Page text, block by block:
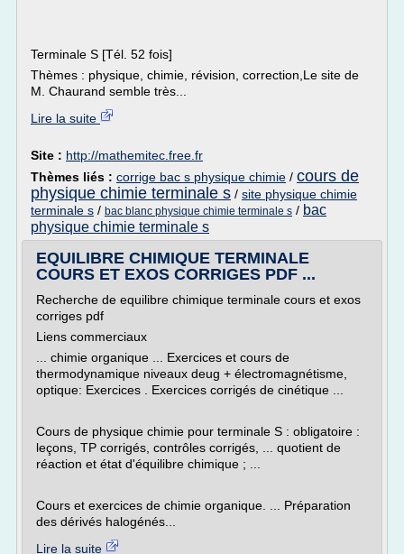
Terminale S [Tél. 52 fois]
Thèmes : physique, chimie, révision, correction,Le site de
M. Chaurand semble très...
Lire la suite
Site : http://mathemitec.free.fr
Thèmes liés : corrige bac s physique chimie / cours de
physique chimie terminale s / site physique chimie
terminale s / bac blanc physique chimie terminale s / bac
physique chimie terminale s
EQUILIBRE CHIMIQUE TERMINALE
COURS ET EXOS CORRIGES PDF ...
Recherche de equilibre chimique terminale cours et exos
corriges pdf
Liens commerciaux
... chimie organique ... Exercices et cours de
thermodynamique niveaux deug + électromagnétisme,
optique: Exercices . Exercices corrigés de cinétique ...
Cours de physique chimie pour terminale S : obligatoire :
leçons, TP corrigés, contrôles corrigés, ... quotient de
réaction et état d'équilibre chimique ; ...
Cours et exercices de chimie organique. ... Préparation
des dérivés halogénés...
Lire la suite